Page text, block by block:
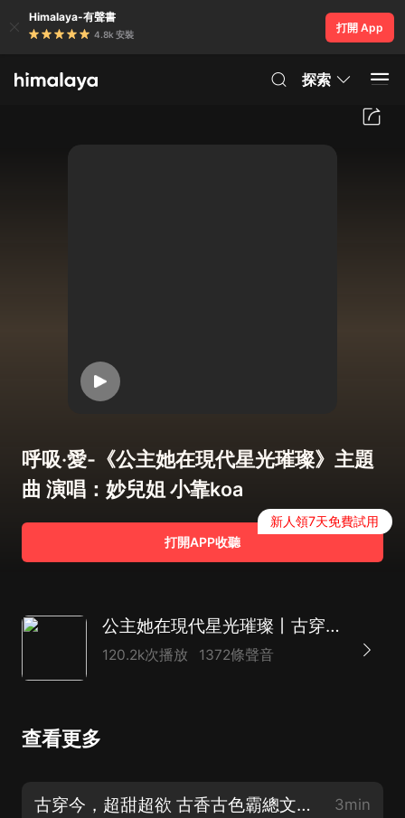
Himalaya-有聲書
4.8k 安裝
打開 App
探索
呼吸·愛-《公主她在現代星光璀璨》主題
曲 演唱：妙兒姐 小靠koa
打開APP收聽
新人領7天免費試用
公主她在現代星光璀璨丨古穿今丨娛樂圈雙強 超甜霸道總裁丨多人有聲劇
120.2k次播放 1372條聲音
查看更多
古穿今，超甜超欲 古香古色霸總文《公主她在現代星光璀璨》精彩預告。特别鳴謝：單梁 3min